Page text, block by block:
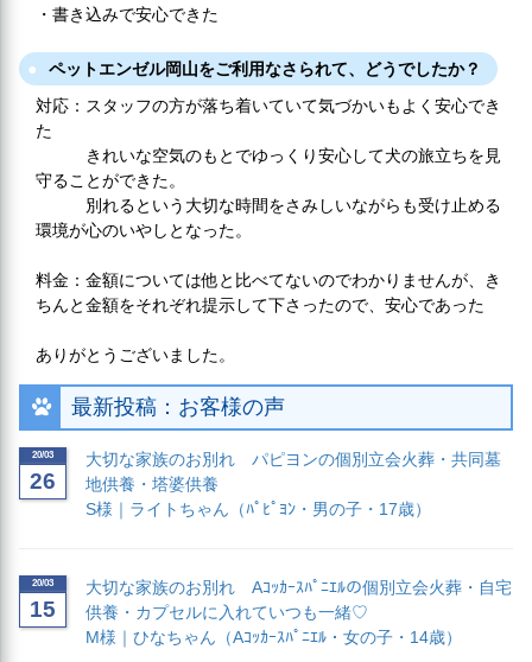
・書き込みで安心できた
ペットエンゼル岡山をご利用なさられて、どうでしたか？
対応：スタッフの方が落ち着いていて気づかいもよく安心でき
た
きれいな空気のもとでゆっくり安心して犬の旅立ちを見
守ることができた。
別れるという大切な時間をさみしいながらも受け止める
環境が心のいやしとなった。
料金：金額については他と比べてないのでわかりませんが、き
ちんと金額をそれぞれ提示して下さったので、安心であった
ありがとうございました。
最新投稿：お客様の声
20/03
26
大切な家族のお別れ パピヨンの個別立会火葬・共同墓
地供養・塔婆供養
S様｜ライトちゃん（ﾊﾟﾋﾟﾖﾝ・男の子・17歳）
20/03
15
大切な家族のお別れ Aｺｯｶｰｽﾊﾟﾆｴﾙの個別立会火葬・自宅
供養・カプセルに入れていつも一緒♡
M様｜ひなちゃん（Aｺｯｶｰｽﾊﾟﾆｴﾙ・女の子・14歳）